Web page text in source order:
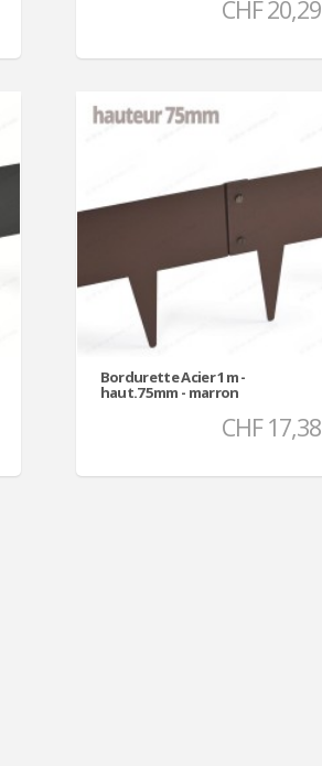
CHF 20,29
Bordurette Acier 1m -
haut.75mm - marron
CHF 17,38